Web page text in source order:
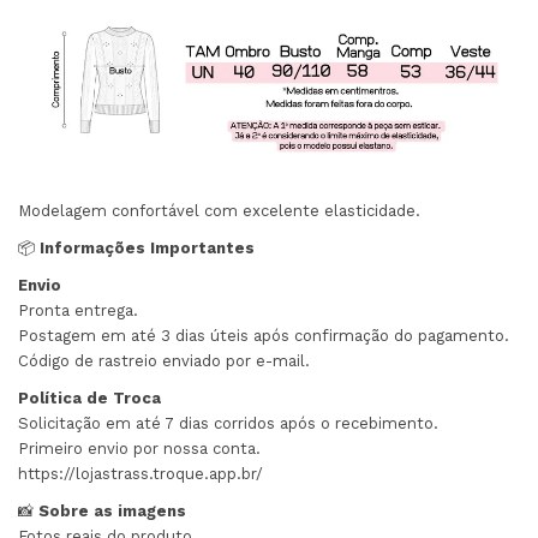
Modelagem confortável com excelente elasticidade.
📦 Informações Importantes
Envio
Pronta entrega.
Postagem em até 3 dias úteis após confirmação do pagamento.
Código de rastreio enviado por e-mail.
Política de Troca
Solicitação em até 7 dias corridos após o recebimento.
Primeiro envio por nossa conta.
https://lojastrass.troque.app.br/
📸 Sobre as imagens